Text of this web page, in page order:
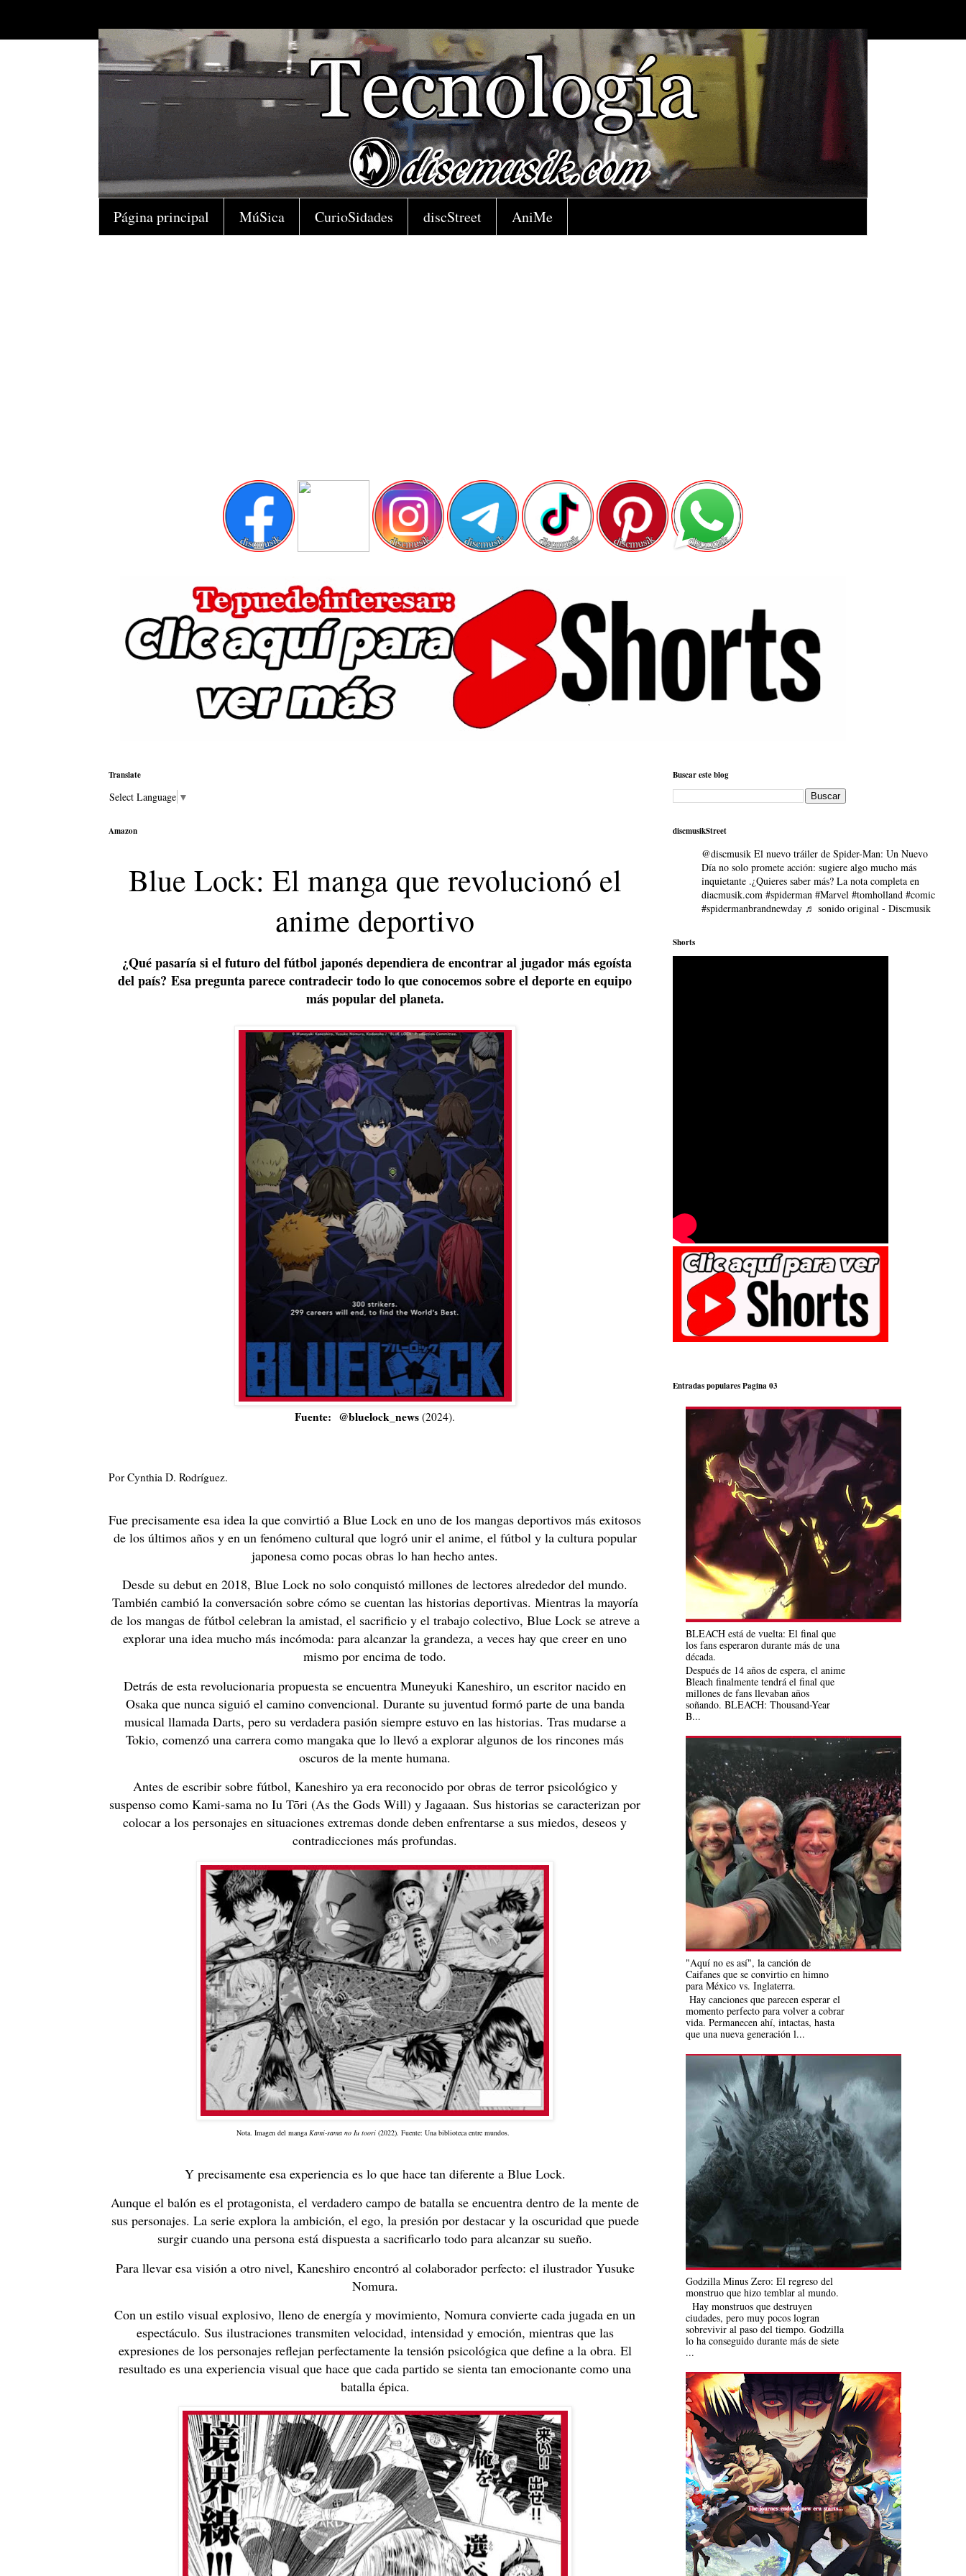
Página principal MúSica CurioSidades discStreet AniMe
Translate
Select Language ▼
Amazon
Blue Lock: El manga que revolucionó el
anime deportivo
¿Qué pasaría si el futuro del fútbol japonés dependiera de encontrar al jugador más egoísta
del país? Esa pregunta parece contradecir todo lo que conocemos sobre el deporte en equipo
más popular del planeta.
Fuente: @bluelock_news (2024).
Por Cynthia D. Rodríguez.
Fue precisamente esa idea la que convirtió a Blue Lock en uno de los mangas deportivos más exitosos
de los últimos años y en un fenómeno cultural que logró unir el anime, el fútbol y la cultura popular
japonesa como pocas obras lo han hecho antes.
Desde su debut en 2018, Blue Lock no solo conquistó millones de lectores alrededor del mundo.
También cambió la conversación sobre cómo se cuentan las historias deportivas. Mientras la mayoría
de los mangas de fútbol celebran la amistad, el sacrificio y el trabajo colectivo, Blue Lock se atreve a
explorar una idea mucho más incómoda: para alcanzar la grandeza, a veces hay que creer en uno
mismo por encima de todo.
Detrás de esta revolucionaria propuesta se encuentra Muneyuki Kaneshiro, un escritor nacido en
Osaka que nunca siguió el camino convencional. Durante su juventud formó parte de una banda
musical llamada Darts, pero su verdadera pasión siempre estuvo en las historias. Tras mudarse a
Tokio, comenzó una carrera como mangaka que lo llevó a explorar algunos de los rincones más
oscuros de la mente humana.
Antes de escribir sobre fútbol, Kaneshiro ya era reconocido por obras de terror psicológico y
suspenso como Kami-sama no Iu Tōri (As the Gods Will) y Jagaaan. Sus historias se caracterizan por
colocar a los personajes en situaciones extremas donde deben enfrentarse a sus miedos, deseos y
contradicciones más profundas.
Nota. Imagen del manga Kami-sama no Iu toori (2022). Fuente: Una biblioteca entre mundos.
Y precisamente esa experiencia es lo que hace tan diferente a Blue Lock.
Aunque el balón es el protagonista, el verdadero campo de batalla se encuentra dentro de la mente de
sus personajes. La serie explora la ambición, el ego, la presión por destacar y la oscuridad que puede
surgir cuando una persona está dispuesta a sacrificarlo todo para alcanzar su sueño.
Para llevar esa visión a otro nivel, Kaneshiro encontró al colaborador perfecto: el ilustrador Yusuke
Nomura.
Con un estilo visual explosivo, lleno de energía y movimiento, Nomura convierte cada jugada en un
espectáculo. Sus ilustraciones transmiten velocidad, intensidad y emoción, mientras que las
expresiones de los personajes reflejan perfectamente la tensión psicológica que define a la obra. El
resultado es una experiencia visual que hace que cada partido se sienta tan emocionante como una
batalla épica.
Buscar este blog
discmusikStreet
@discmusik El nuevo tráiler de Spider-Man: Un Nuevo
Día no solo promete acción: sugiere algo mucho más
inquietante .¿Quieres saber más? La nota completa en
diacmusik.com #spiderman #Marvel #tomholland #comic
#spidermanbrandnewday ♬ sonido original - Discmusik
Shorts
Entradas populares Pagina 03
BLEACH está de vuelta: El final que
los fans esperaron durante más de una
década.
Después de 14 años de espera, el anime
Bleach finalmente tendrá el final que
millones de fans llevaban años
soñando. BLEACH: Thousand-Year
B...
"Aquí no es así", la canción de
Caifanes que se convirtio en himno
para México vs. Inglaterra.
Hay canciones que parecen esperar el
momento perfecto para volver a cobrar
vida. Permanecen ahí, intactas, hasta
que una nueva generación l...
Godzilla Minus Zero: El regreso del
monstruo que hizo temblar al mundo.
Hay monstruos que destruyen
ciudades, pero muy pocos logran
sobrevivir al paso del tiempo. Godzilla
lo ha conseguido durante más de siete
...